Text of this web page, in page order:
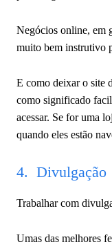
Negócios online, em
muito bem instrutivo
E como deixar o site
como significado
acessar. Se for uma
quando eles estão
4. Divulgação
Trabalhar com
Umas das melhores